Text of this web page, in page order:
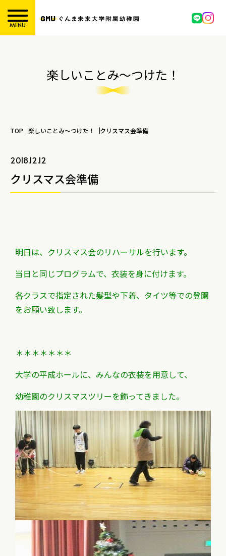
MENU
楽しいことみ～つけた！
TOP 楽しいことみ～つけた！ クリスマス会準備
2018.12.12
クリスマス会準備
明日は、クリスマス会のリハーサルを行います。
当日と同じプログラムで、衣装を身に付けます。
各クラスで指定された髪型や下着、タイツ等での登園
をお願い致します。
＊＊＊＊＊＊＊
大学の平成ホールに、みんなの衣装を用意して、
幼稚園のクリスマスツリーを飾ってきました。